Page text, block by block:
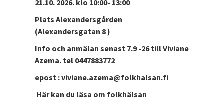
21.10. 2026. klo 10:00- 13:00
Plats Alexandersgården
(Alexandersgatan 8 )
Info och anmälan senast 7.9 -26 till Viviane
Azema. tel 0447883772
epost : viviane.azema@folkhalsan.fi
Här kan du läsa om folkhälsan